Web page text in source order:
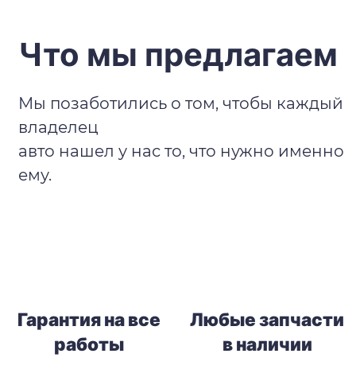
Что мы предлагаем
Мы позаботились о том, чтобы каждый
владелец
авто нашел у нас то, что нужно именно
ему.
Гарантия на все
работы
Любые запчасти
в наличии